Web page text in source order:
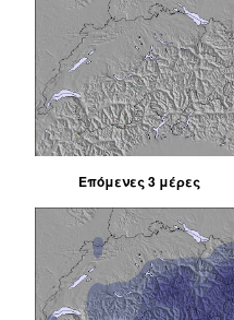
Επόμενες 3 μέρες